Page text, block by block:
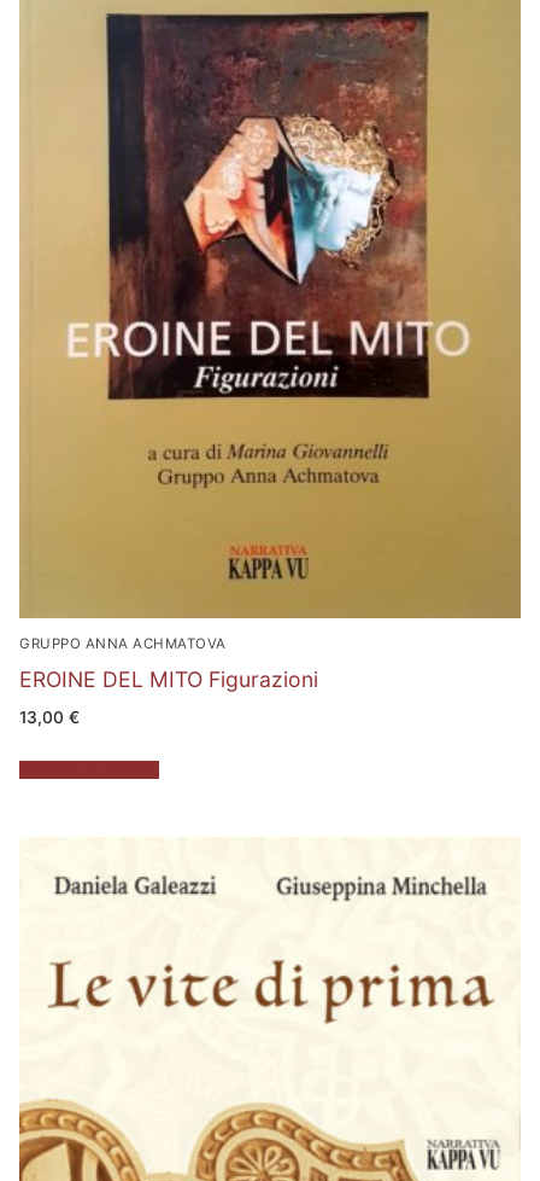
GRUPPO ANNA ACHMATOVA
EROINE DEL MITO Figurazioni
13,00 €